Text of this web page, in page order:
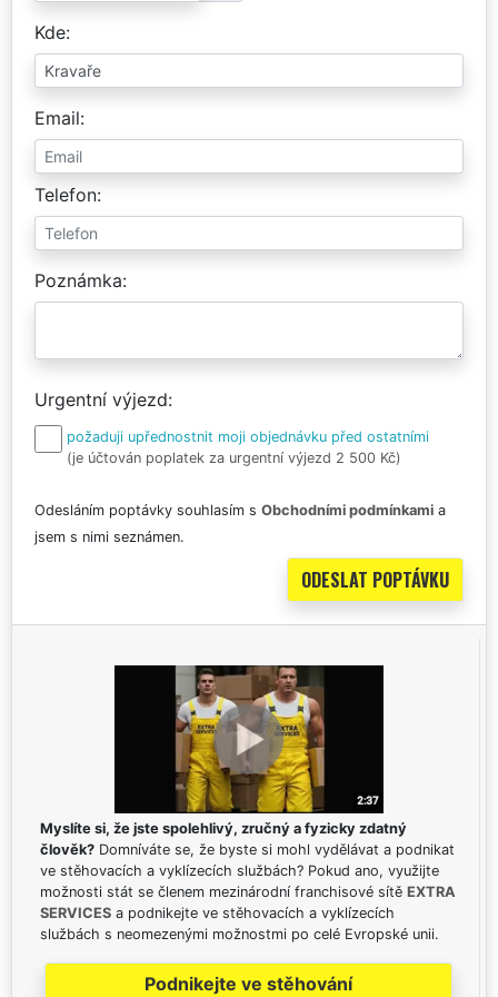
Kde
Email
Telefon
Poznámka
Urgentní výjezd
požaduji upřednostnit moji objednávku před ostatními
(je účtován poplatek za urgentní výjezd 2 500 Kč)
Odesláním poptávky souhlasím s Obchodními podmínkami a
jsem s nimi seznámen.
Myslíte si, že jste spolehlivý, zručný a fyzicky zdatný
člověk? Domníváte se, že byste si mohl vydělávat a podnikat
ve stěhovacích a vyklízecích službách? Pokud ano, využijte
možnosti stát se členem mezinárodní franchisové sítě EXTRA
SERVICES a podnikejte ve stěhovacích a vyklízecích
službách s neomezenými možnostmi po celé Evropské unii.
Podnikejte ve stěhování